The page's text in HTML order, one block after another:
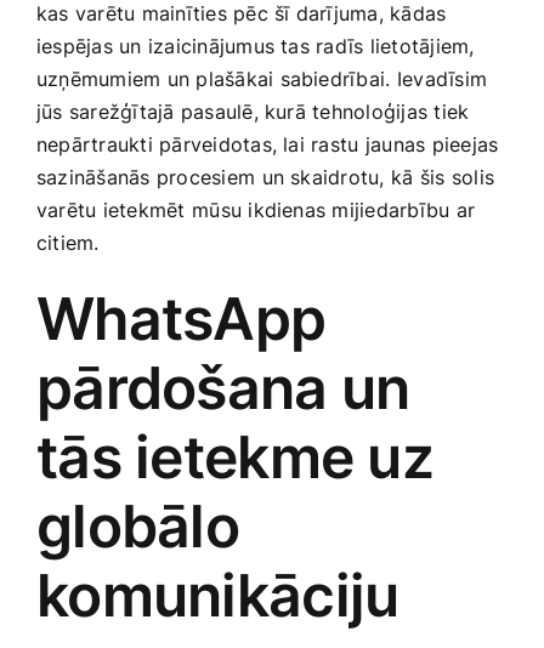
Smaržas, kosmētika
Sports, tūrisms un atpūta
TV un Sadzīves tehnika
kas varētu mainīties pēc šī darījuma, kādas
iespējas un izaicinājumus tas radīs lietotājiem,
uzņēmumiem un plašākai sabiedrībai. ⁤Ievadīsim
jūs sarežģītajā pasaulē, kurā tehnoloģijas tiek
nepārtraukti ‌pārveidotas,‌ lai rastu⁤ jaunas pieejas
sazināšanās procesiem⁢ un​ skaidrotu, ⁢kā šis solis
varētu ietekmēt⁤ mūsu ikdienas mijiedarbību ⁤ar
citiem.
WhatsApp
pārdošana un
tās ietekme uz⁣
globālo
komunikāciju